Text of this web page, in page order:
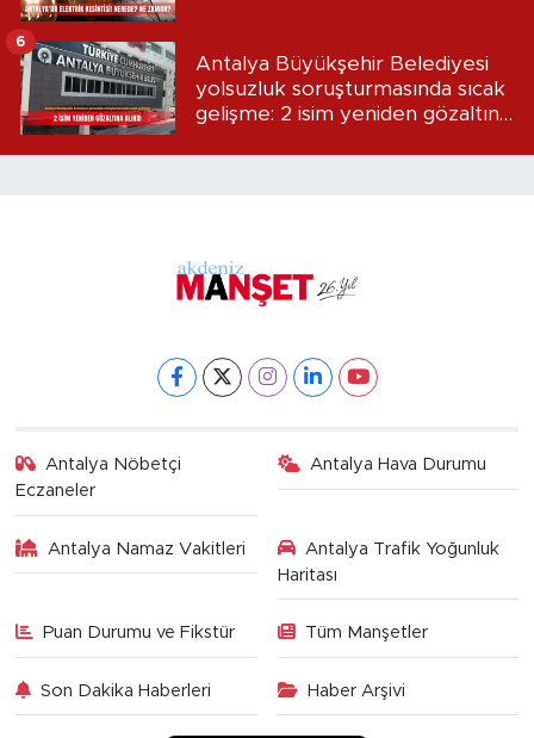
Antalya Büyükşehir Belediyesi
yolsuzluk soruşturmasında sıcak
gelişme: 2 isim yeniden gözaltına
6
Antalya Nöbetçi
Eczaneler
Antalya Hava Durumu
Antalya Namaz Vakitleri
Antalya Trafik Yoğunluk
Haritası
Puan Durumu ve Fikstür Tüm Manşetler
Son Dakika Haberleri Haber Arşivi